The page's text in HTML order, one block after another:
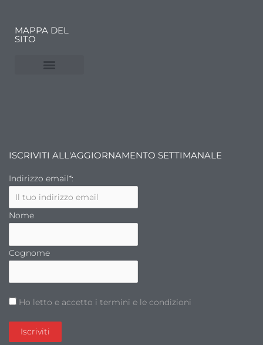
MAPPA DEL
SITO
ISCRIVITI ALL'AGGIORNAMENTO SETTIMANALE
Indirizzo email*:
Nome
Cognome
Ho letto e accetto i termini e le condizioni